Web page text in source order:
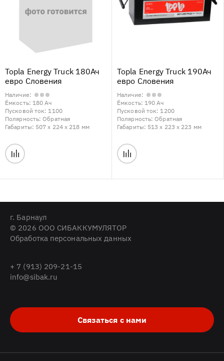
Topla Energy Truck 180Ач
евро Словения
Наличие:
Ёмкость: 180 Ач
Пусковой ток: 1100
Полярность:Обратная
Габариты: 507 x 224 x 218 мм
Topla Energy Truck 190Ач
евро Словения
Наличие:
Ёмкость: 190 Ач
Пусковой ток: 1200
Полярность:Обратная
Габариты: 513 x 223 x 223 мм
г. Барнаул
© 2026 ООО СИБАККУМУЛЯТОР
Обработка персональных данных
+ 7 (913) 209-21-15
info@sibak.ru
Связаться с нами